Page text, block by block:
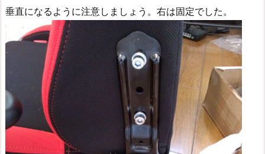
垂直になるように注意しましょう。右は固定でした。